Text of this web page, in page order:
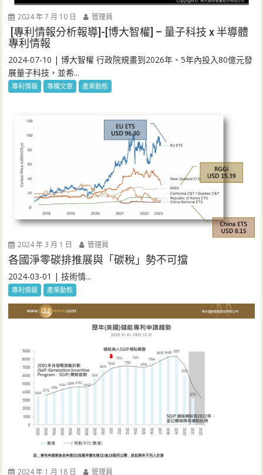
2024 年 7 月 10 日 管理員
[專利情報分析報導]-[博大智權] – 量子科技 x 半導體
專利情報
2024-07-10 | 博大智權 行政院規畫到2026年、5年內投入80億元發
展量子科技，並希...
專利情報 專欄文章 產業動態
2024 年 3 月 1 日 管理員
各國淨零碳排推展與「碳稅」勢不可擋
2024-03-01 | 技術情...
專利情報 產業動態
2024 年 1 月 18 日 管理員